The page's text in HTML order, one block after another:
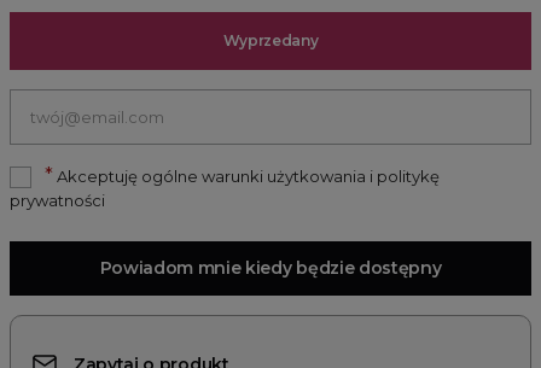
Wyprzedany
* Akceptuję ogólne warunki użytkowania i politykę
prywatności
Powiadom mnie kiedy będzie dostępny